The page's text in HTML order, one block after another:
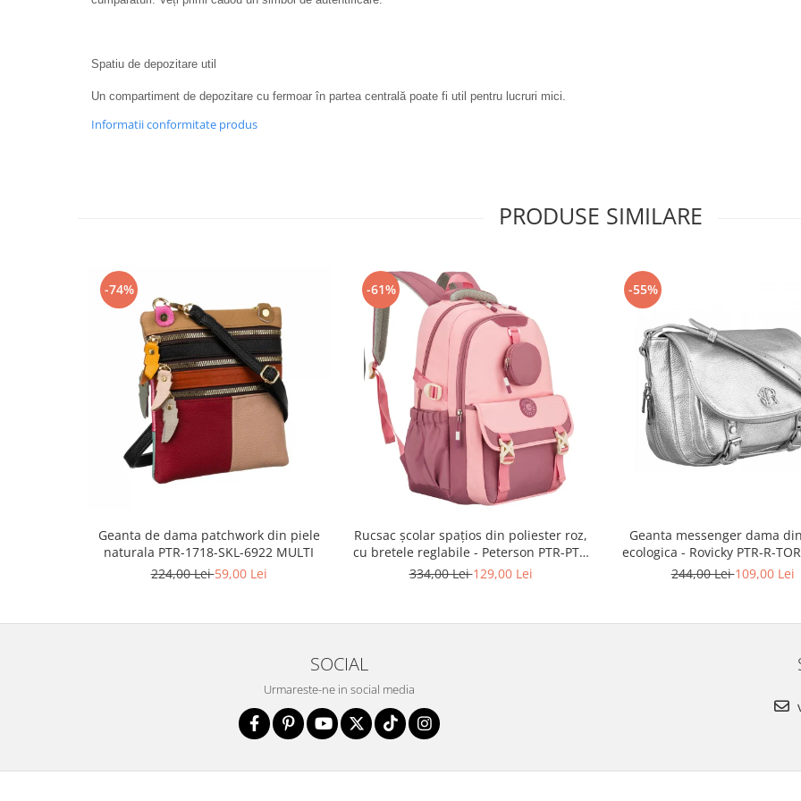
Spatiu de depozitare util
Un compartiment de depozitare cu fermoar în partea centrală poate fi util pentru lucruri mici.
Informatii conformitate produs
PRODUSE SIMILARE
-74%
Geanta de dama patchwork din piele
naturala PTR-1718-SKL-6922 MULTI
224,00 Lei59,00 Lei
-61%
Rucsac școlar spațios din poliester roz,
cu bretele reglabile - Peterson PTR-PTN
8610-1327 PINK
334,00 Lei129,00 Lei
-55%
Geanta messenger dama
ecologica - Rovicky PTR-R-
3776 SIL
244,00 Lei109,00 Lei
SOCIAL
Urmareste-ne in social media